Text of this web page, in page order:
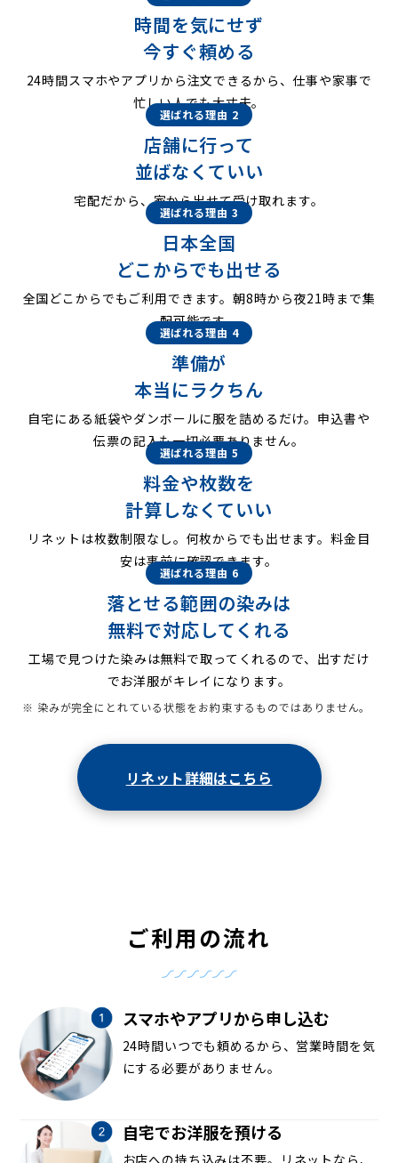
時間を気にせず
今すぐ頼める
24時間スマホやアプリから注文できるから、仕事や家事で
忙しい人でも大丈夫。
選ばれる理由 2
店舗に行って
並ばなくていい
宅配だから、家から出せて受け取れます。
選ばれる理由 3
日本全国
どこからでも出せる
全国どこからでもご利用できます。朝8時から夜21時まで集
配可能です。
選ばれる理由 4
準備が
本当にラクちん
自宅にある紙袋やダンボールに服を詰めるだけ。申込書や
伝票の記入も一切必要ありません。
選ばれる理由 5
料金や枚数を
計算しなくていい
リネットは枚数制限なし。何枚からでも出せます。料金目
安は事前に確認できます。
選ばれる理由 6
落とせる範囲の染みは
無料で対応してくれる
工場で見つけた染みは無料で取ってくれるので、出すだけ
でお洋服がキレイになります。
※ 染みが完全にとれている状態をお約束するものではありません。
リネット詳細はこちら
ご利用の流れ
スマホやアプリから申し込む
24時間いつでも頼めるから、営業時間を気
にする必要がありません。
自宅でお洋服を預ける
お店への持ち込みは不要。リネットなら、